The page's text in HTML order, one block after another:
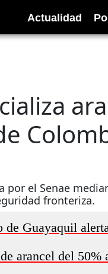
Actualidad
por el Senae
fronteriza.
de Guayaquil
arancel del 50%